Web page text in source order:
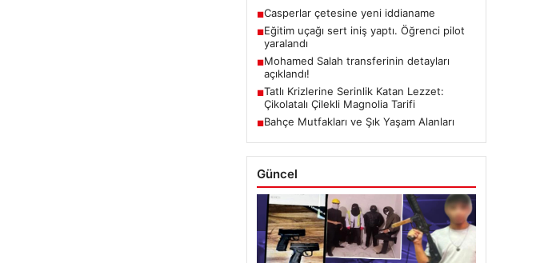
■Casperlar çetesine yeni iddianame
■Eğitim uçağı sert iniş yaptı. Öğrenci pilot
yaralandı
■Mohamed Salah transferinin detayları
açıklandı!
■Tatlı Krizlerine Serinlik Katan Lezzet:
Çikolatalı Çilekli Magnolia Tarifi
■Bahçe Mutfakları ve Şık Yaşam Alanları
Güncel